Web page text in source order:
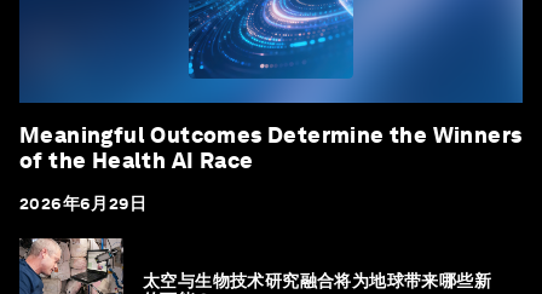
Meaningful Outcomes Determine the Winners
of the Health AI Race
2026年6月29日
太空与生物技术研究融合将为地球带来哪些新